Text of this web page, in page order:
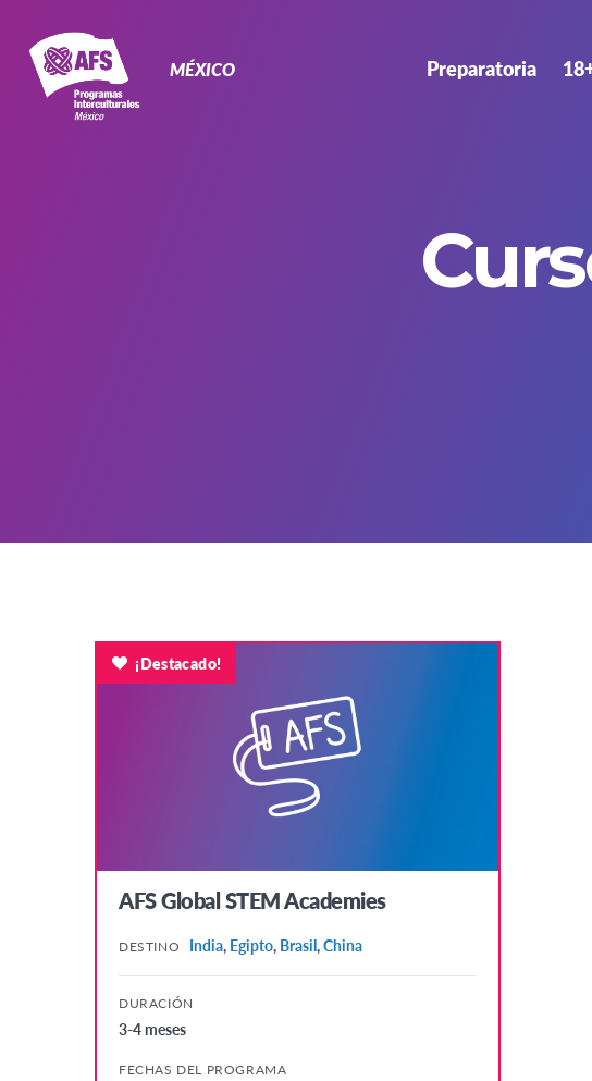
MÉXICO Preparatoria
AFS Global STEM Academies
DESTINO India, Egipto, Brasil,China
DURACIÓN
3-4 meses
FECHAS DEL PROGRAMA
¡Destacado!